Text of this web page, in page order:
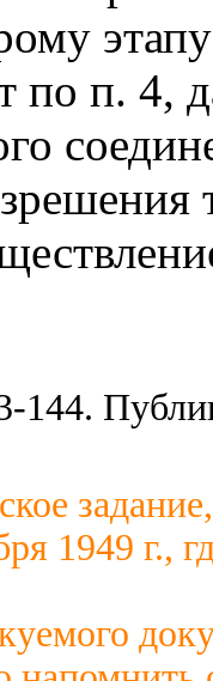
по п. 4,
1949 г.,